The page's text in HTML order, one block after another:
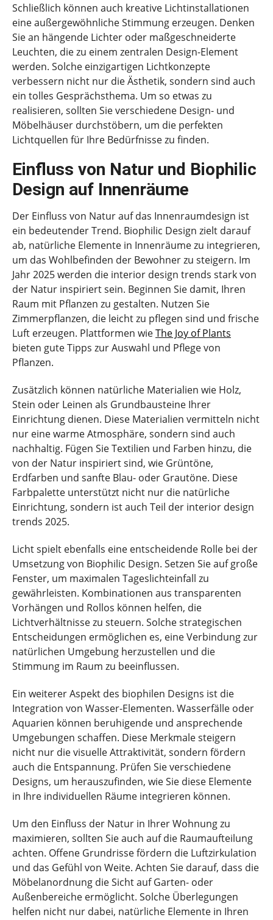
Schließlich können auch kreative Lichtinstallationen
eine außergewöhnliche Stimmung erzeugen. Denken
Sie an hängende Lichter oder maßgeschneiderte
Leuchten, die zu einem zentralen Design-Element
werden. Solche einzigartigen Lichtkonzepte
verbessern nicht nur die Ästhetik, sondern sind auch
ein tolles Gesprächsthema. Um so etwas zu
realisieren, sollten Sie verschiedene Design- und
Möbelhäuser durchstöbern, um die perfekten
Lichtquellen für Ihre Bedürfnisse zu finden.
Einfluss von Natur und Biophilic
Design auf Innenräume
Der Einfluss von Natur auf das Innenraumdesign ist
ein bedeutender Trend. Biophilic Design zielt darauf
ab, natürliche Elemente in Innenräume zu integrieren,
um das Wohlbefinden der Bewohner zu steigern. Im
Jahr 2025 werden die interior design trends stark von
der Natur inspiriert sein. Beginnen Sie damit, Ihren
Raum mit Pflanzen zu gestalten. Nutzen Sie
Zimmerpflanzen, die leicht zu pflegen sind und frische
Luft erzeugen. Plattformen wieThe Joy of Plants
bieten gute Tipps zur Auswahl und Pflege von
Pflanzen.
Zusätzlich können natürliche Materialien wie Holz,
Stein oder Leinen als Grundbausteine Ihrer
Einrichtung dienen. Diese Materialien vermitteln nicht
nur eine warme Atmosphäre, sondern sind auch
nachhaltig. Fügen Sie Textilien und Farben hinzu, die
von der Natur inspiriert sind, wie Grüntöne,
Erdfarben und sanfte Blau- oder Grautöne. Diese
Farbpalette unterstützt nicht nur die natürliche
Einrichtung, sondern ist auch Teil der interior design
trends 2025.
Licht spielt ebenfalls eine entscheidende Rolle bei der
Umsetzung von Biophilic Design. Setzen Sie auf große
Fenster, um maximalen Tageslichteinfall zu
gewährleisten. Kombinationen aus transparenten
Vorhängen und Rollos können helfen, die
Lichtverhältnisse zu steuern. Solche strategischen
Entscheidungen ermöglichen es, eine Verbindung zur
natürlichen Umgebung herzustellen und die
Stimmung im Raum zu beeinflussen.
Ein weiterer Aspekt des biophilen Designs ist die
Integration von Wasser-Elementen. Wasserfälle oder
Aquarien können beruhigende und ansprechende
Umgebungen schaffen. Diese Merkmale steigern
nicht nur die visuelle Attraktivität, sondern fördern
auch die Entspannung. Prüfen Sie verschiedene
Designs, um herauszufinden, wie Sie diese Elemente
in Ihre individuellen Räume integrieren können.
Um den Einfluss der Natur in Ihrer Wohnung zu
maximieren, sollten Sie auch auf die Raumaufteilung
achten. Offene Grundrisse fördern die Luftzirkulation
und das Gefühl von Weite. Achten Sie darauf, dass die
Möbelanordnung die Sicht auf Garten- oder
Außenbereiche ermöglicht. Solche Überlegungen
helfen nicht nur dabei, natürliche Elemente in Ihren